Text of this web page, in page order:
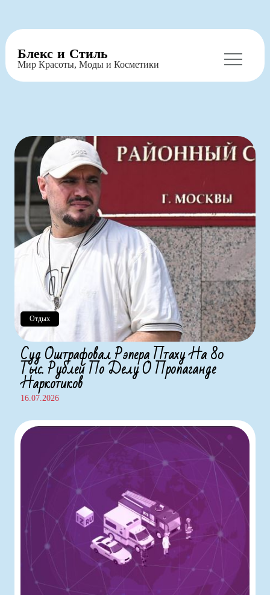
Перейти
содержимому
Блекс и Стиль
Мир Красоты, Моды и Косметики
Отдых
Суд Оштрафовал Рэпера Птаху На 80
Тыс. Рублей По Делу О Пропаганде
Наркотиков
16.07.2026